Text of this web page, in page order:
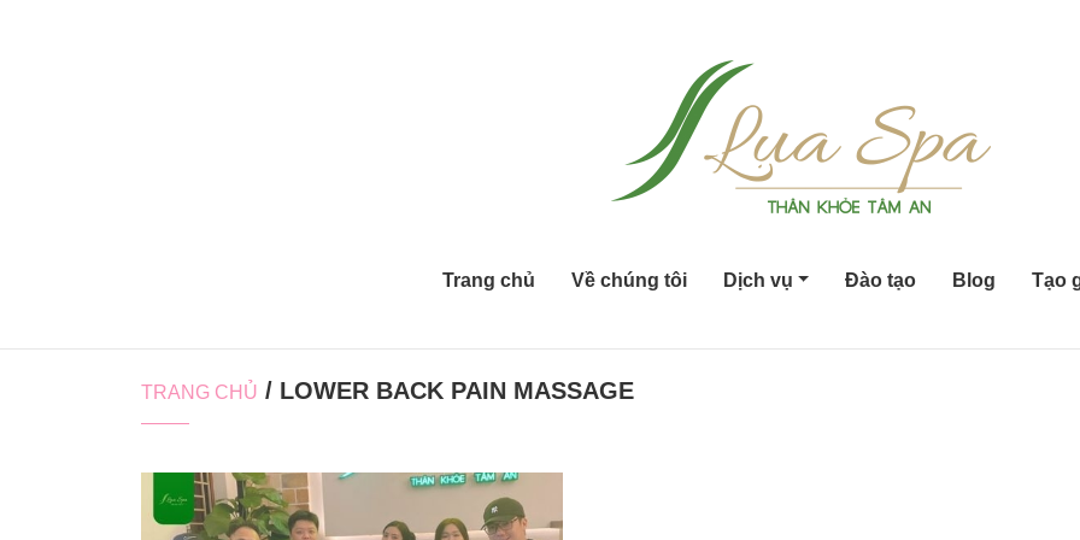
Trang chủ Về chúng tôi Dịch vụ Đào tạo Blog Tạo
TRANG CHỦ / LOWER BACK PAIN MASSAGE